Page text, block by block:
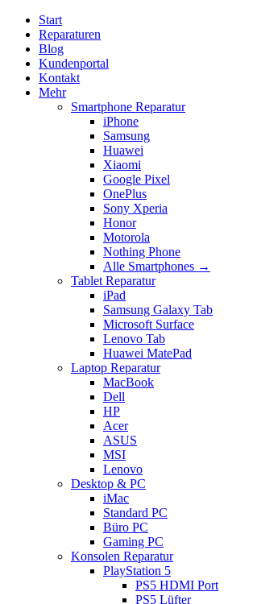
Start
Reparaturen
Blog
Kundenportal
Kontakt
Mehr
Smartphone Reparatur
iPhone
Samsung
Huawei
Xiaomi
Google Pixel
OnePlus
Sony Xperia
Honor
Motorola
Nothing Phone
Alle Smartphones →
Tablet Reparatur
iPad
Samsung Galaxy Tab
Microsoft Surface
Lenovo Tab
Huawei MatePad
Laptop Reparatur
MacBook
Dell
HP
Acer
ASUS
MSI
Lenovo
Desktop & PC
iMac
Standard PC
Büro PC
Gaming PC
Konsolen Reparatur
PlayStation 5
PS5 HDMI Port
PS5 Lüfter